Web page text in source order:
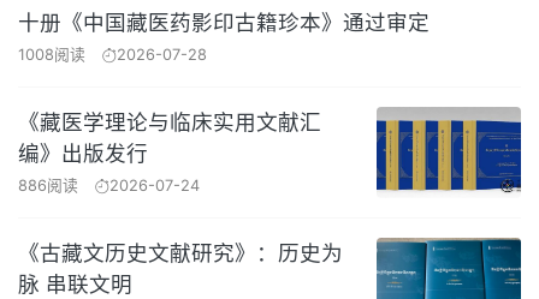
十册《中国藏医药影印古籍珍本》通过审定
1008阅读 2026-07-28
《藏医学理论与临床实用文献汇
编》出版发行
886阅读 2026-07-24
《古藏文历史文献研究》：历史为
脉 串联文明